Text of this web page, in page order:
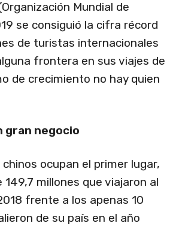
Mundial de
se consiguió la cifra récord
de turistas internacionales
frontera en sus viajes de
de crecimiento no hay quien
gran negocio
ocupan el primer lugar,
millones que viajaron al
frente a los apenas 10
de su país en el año